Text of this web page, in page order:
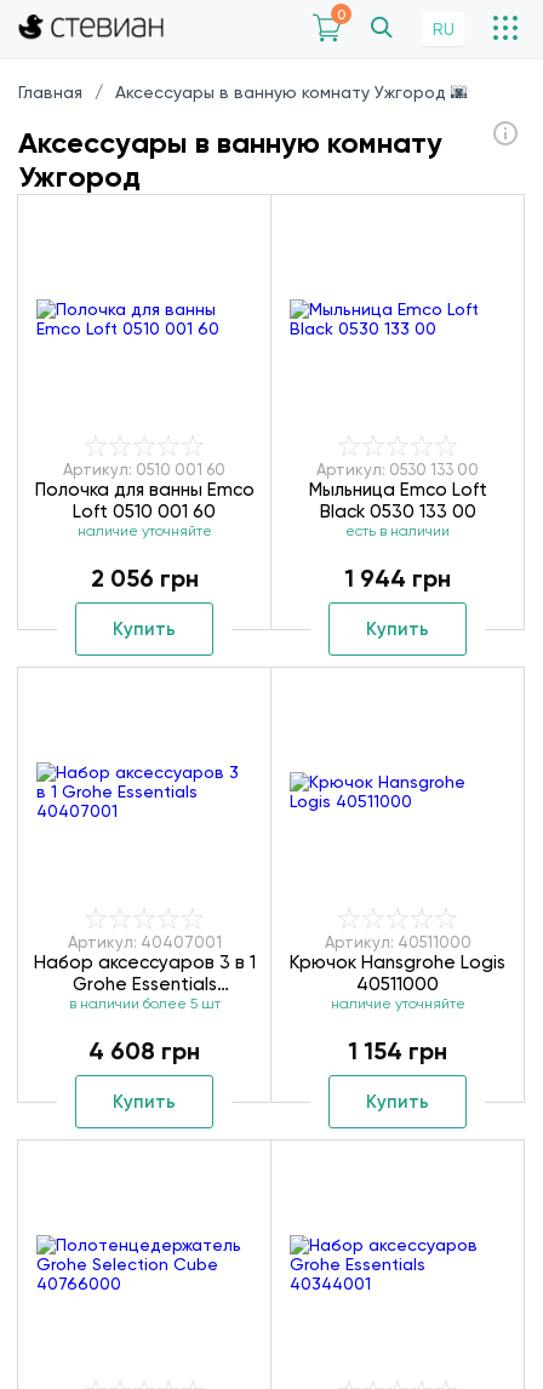
0
RU
Главная Аксессуары в ванную комнату Ужгород 🌆
Аксессуары в ванную комнату
Ужгород
Артикул: 0510 001 60
Полочка для ванны Emco
Loft 0510 001 60
наличие уточняйте
2 056 грн
Купить
Артикул: 0530 133 00
Мыльница Emco Loft
Black 0530 133 00
есть в наличии
1 944 грн
Купить
Артикул: 40407001
Набор аксессуаров 3 в 1
Grohe Essentials
40407001
в наличии более 5 шт
4 608 грн
Купить
Артикул: 40511000
Крючок Hansgrohe Logis
40511000
наличие уточняйте
1 154 грн
Купить